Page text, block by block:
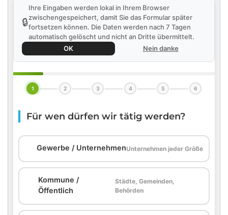
🔒
Ihre Eingaben werden lokal in Ihrem Browser
zwischengespeichert, damit Sie das Formular später
fortsetzen können. Die Daten werden nach 7 Tagen
automatisch gelöscht und nicht an Dritte übermittelt.
OK
Nein danke
1 2 3 4 5 6
Für wen dürfen wir tätig werden?
Gewerbe / UnternehmenUnternehmen jeder Größe
Kommune /
Öffentlich
Städte, Gemeinden,
Behörden